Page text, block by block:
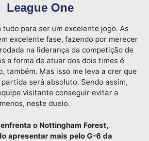
League One
tudo para ser um excelente jogo. As
excelente fase, fazendo por merecer
na liderança da competição de
a forma de atuar dos dois times é
também. Mas isso me leva a crer que
será absoluto. Sendo assim,
visitante conseguir evitar a
neste duelo.
o Nottingham Forest,
apresentar mais pelo G-6 da